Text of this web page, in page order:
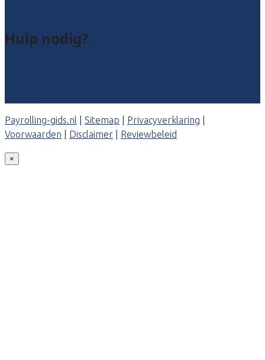
Hulp nodig?
Payrolling-gids.nl Sitemap Privacyverklaring
Voorwaarden
Disclaimer Reviewbeleid
×